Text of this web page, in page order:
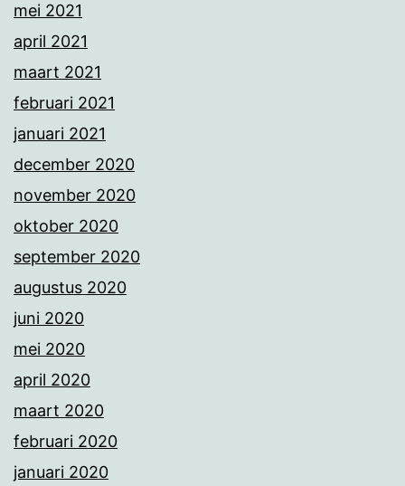
mei 2021
april 2021
maart 2021
februari 2021
januari 2021
december 2020
november 2020
oktober 2020
september 2020
augustus 2020
juni 2020
mei 2020
april 2020
maart 2020
februari 2020
januari 2020